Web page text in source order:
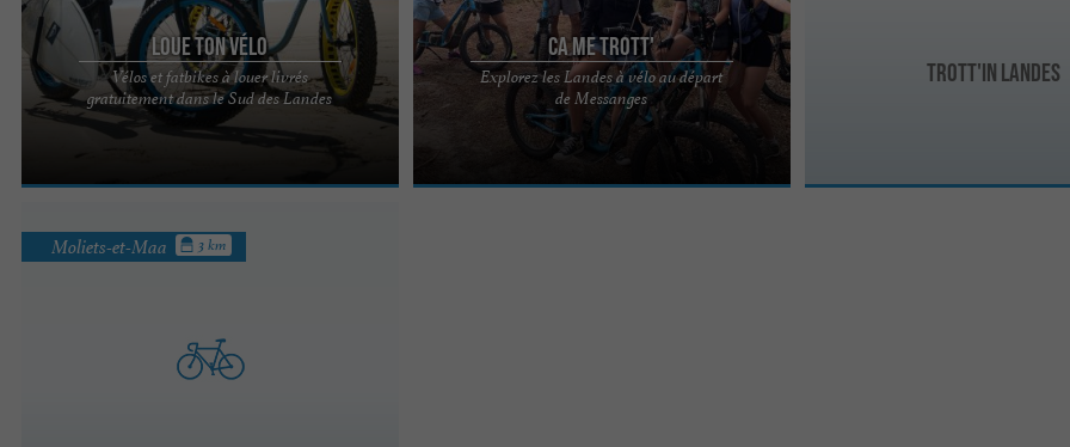
Loue Ton Vélo
Vélos et fatbikes à louer livrés
gratuitement dans le Sud des Landes
Vous préparez vos vacances sur la Côte sud des
Landes et vous rêvez de parcourir les pistes
Ca me trott'
Explorez les Landes à vélo au départ
de Messanges
Plongez dans une aventure inoubliable avec Ca
me trott' ! Nous sommes excités à l'idée de vous
faire découvrir ...
Trott'in Landes
Moliets-et-Maa 3 km